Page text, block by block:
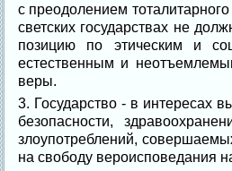
с преодолением
светских государствах не
позицию по этическим и
естественным и
веры.
3. Государство - в интересах
безопасности,
злоупотреблений,
на свободу вероисповедания